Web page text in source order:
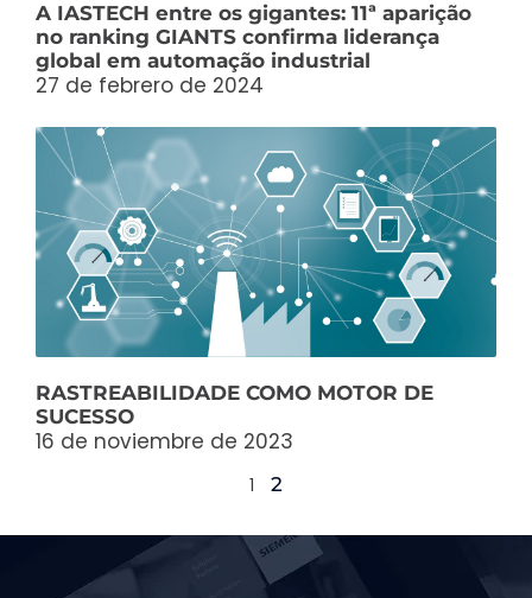
A IASTECH entre os gigantes: 11ª aparição
no ranking GIANTS confirma liderança
global em automação industrial
27 de febrero de 2024
RASTREABILIDADE COMO MOTOR DE
SUCESSO
16 de noviembre de 2023
1 2